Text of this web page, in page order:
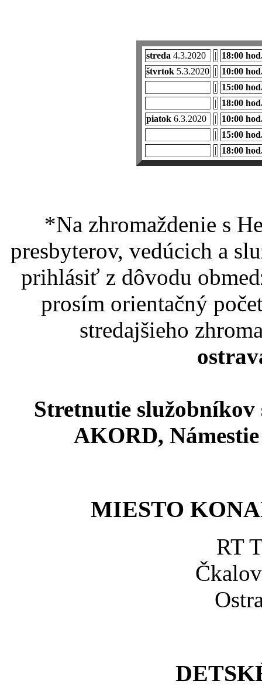
streda 4.3.2020 |
18:00
štvrtok 5.3.2020 |
10:00
|
15:00
|
18:00
piatok 6.3.2020 |
10:00
|
15:00
|
18:00
*Na zhromaždenie s
presbyterov, vedúcich a
prihlásiť z dôvodu
prosím orientačný
stredajšieho
Stretnutie
AKORD,
MIESTO
RT